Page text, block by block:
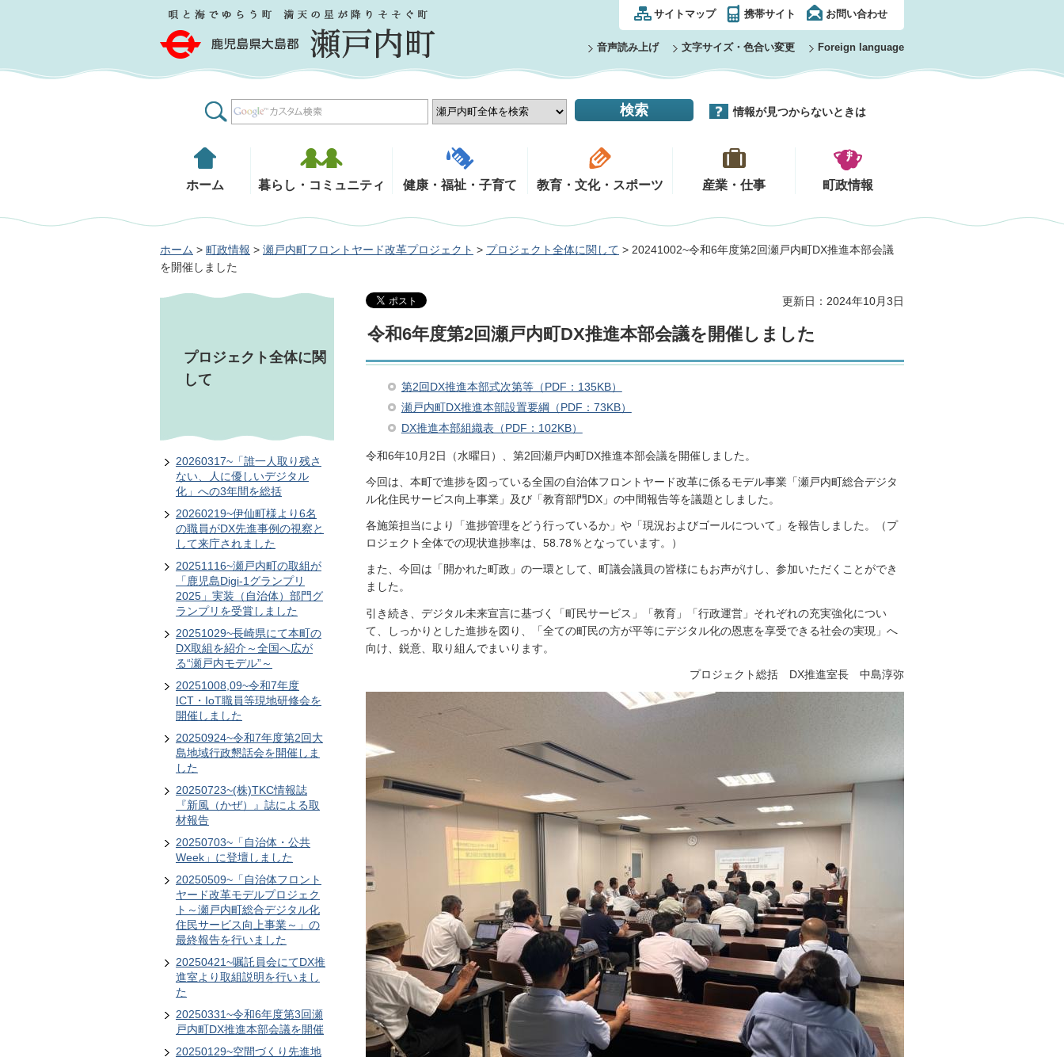
鹿児島県大島郡 瀬戸内町 サイトマップ 携帯サイト お問い合わせ
音声読み上げ 文字サイズ・色合い変更 Foreign language
情報が見つからないときは
ホーム 暮らし・コミュニティ 健康・福祉・子育て 教育・文化・スポーツ 産業・仕事 町政情報
ホーム > 町政情報 > 瀬戸内町フロントヤード改革プロジェクト > プロジェクト全体に関して > 20241002~令和6年度第2回瀬戸内町DX推進本部会議
を開催しました
プロジェクト全体に関
して
20260317~「誰一人取り残さ
ない、人に優しいデジタル
化」への3年間を総括
20260219~伊仙町様より6名
の職員がDX先進事例の視察と
して来庁されました
20251116~瀬戸内町の取組が
「鹿児島Digi-1グランプリ
2025」実装（自治体）部門グ
ランプリを受賞しました
20251029~長崎県にて本町の
DX取組を紹介～全国へ広が
る“瀬戸内モデル”～
20251008,09~令和7年度
ICT・IoT職員等現地研修会を
開催しました
20250924~令和7年度第2回大
島地域行政懇話会を開催しま
した
20250723~(株)TKC情報誌
『新風（かぜ）』誌による取
材報告
20250703~「自治体・公共
Week」に登壇しました
20250509~「自治体フロント
ヤード改革モデルプロジェク
ト～瀬戸内町総合デジタル化
住民サービス向上事業～」の
最終報告を行いました
20250421~嘱託員会にてDX推
進室より取組説明を行いまし
た
20250331~令和6年度第3回瀬
戸内町DX推進本部会議を開催
20250129~空間づくり先進地
更新日：2024年10月3日
令和6年度第2回瀬戸内町DX推進本部会議を開催しました
第2回DX推進本部式次第等（PDF：135KB）
瀬戸内町DX推進本部設置要綱（PDF：73KB）
DX推進本部組織表（PDF：102KB）
令和6年10月2日（水曜日）、第2回瀬戸内町DX推進本部会議を開催しました。
今回は、本町で進捗を図っている全国の自治体フロントヤード改革に係るモデル事業「瀬戸内町総合デジタ
ル化住民サービス向上事業」及び「教育部門DX」の中間報告等を議題としました。
各施策担当により「進捗管理をどう行っているか」や「現況およびゴールについて」を報告しました。（プ
ロジェクト全体での現状進捗率は、58.78％となっています。）
また、今回は「開かれた町政」の一環として、町議会議員の皆様にもお声がけし、参加いただくことができ
ました。
引き続き、デジタル未来宣言に基づく「町民サービス」「教育」「行政運営」それぞれの充実強化につい
て、しっかりとした進捗を図り、「全ての町民の方が平等にデジタル化の恩恵を享受できる社会の実現」へ
向け、鋭意、取り組んでまいります。
プロジェクト総括 DX推進室長 中島淳弥